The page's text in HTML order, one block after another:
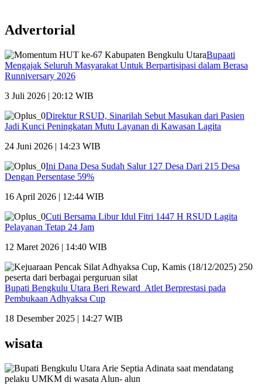
Advertorial
Bupaati
Mengajak Seluruh Masyarakat Untuk Berpartisipasi dalam Berasa
Runniversary 2026
3 Juli 2026 | 20:12 WIB
Direktur RSUD, Sinarilah Sebut Masukan dari Pasien
Jadi Kunci Peningkatan Mutu Layanan di Kawasan Lagita
24 Juni 2026 | 14:23 WIB
Ini Dana Desa Sudah Salur 127 Desa Dari 215 Desa
Dengan Persentase 59%
16 April 2026 | 12:44 WIB
Cuti Bersama Libur Idul Fitri 1447 H RSUD Lagita
Pelayanan Tetap 24 Jam
12 Maret 2026 | 14:40 WIB
Bupati Bengkulu Utara Beri Reward Atlet Berprestasi pada
Pembukaan Adhyaksa Cup
18 Desember 2025 | 14:27 WIB
wisata